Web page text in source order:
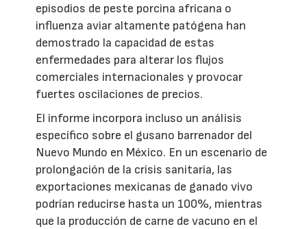
episodios de peste porcina africana o
influenza aviar altamente patógena han
demostrado la capacidad de estas
enfermedades para alterar los flujos
comerciales internacionales y provocar
fuertes oscilaciones de precios.
El informe incorpora incluso un análisis
específico sobre el gusano barrenador del
Nuevo Mundo en México. En un escenario de
prolongación de la crisis sanitaria, las
exportaciones mexicanas de ganado vivo
podrían reducirse hasta un 100%, mientras
que la producción de carne de vacuno en el